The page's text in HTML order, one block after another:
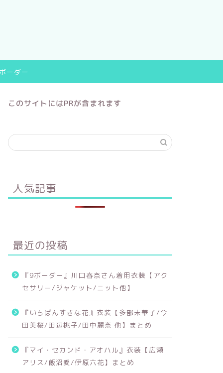
ーダー
このサイトにはPRが含まれます
人気記事
最近の投稿
『9ボーダー』川口春奈さん着用衣装【アク
セサリー/ジャケット/ニット他】
『いちばんすきな花』衣装【多部未華子/今
田美桜/田辺桃子/田中麗奈 他】まとめ
『マイ・セカンド・アオハル』衣装【広瀬
アリス/飯沼愛/伊原六花】まとめ